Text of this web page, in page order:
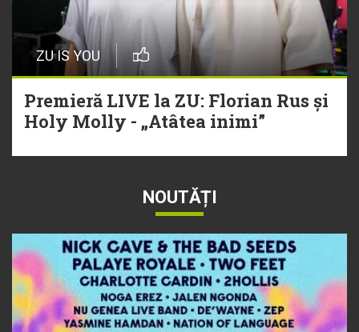
ZU IS YOU
Premieră LIVE la ZU: Florian Rus și
Holy Molly - „Atâtea inimi”
NOUTĂȚI